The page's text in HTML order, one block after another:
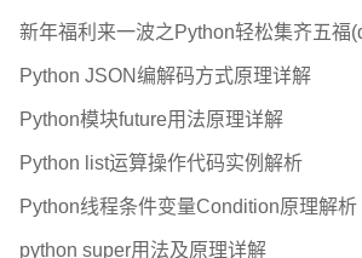
新年福利来一波之Python轻松集齐五福
Python JSON编解码方式原理详解
Python模块future用法原理详解
Python list运算操作代码实例解析
Python线程条件变量Condition原理解析
python super用法及原理详解